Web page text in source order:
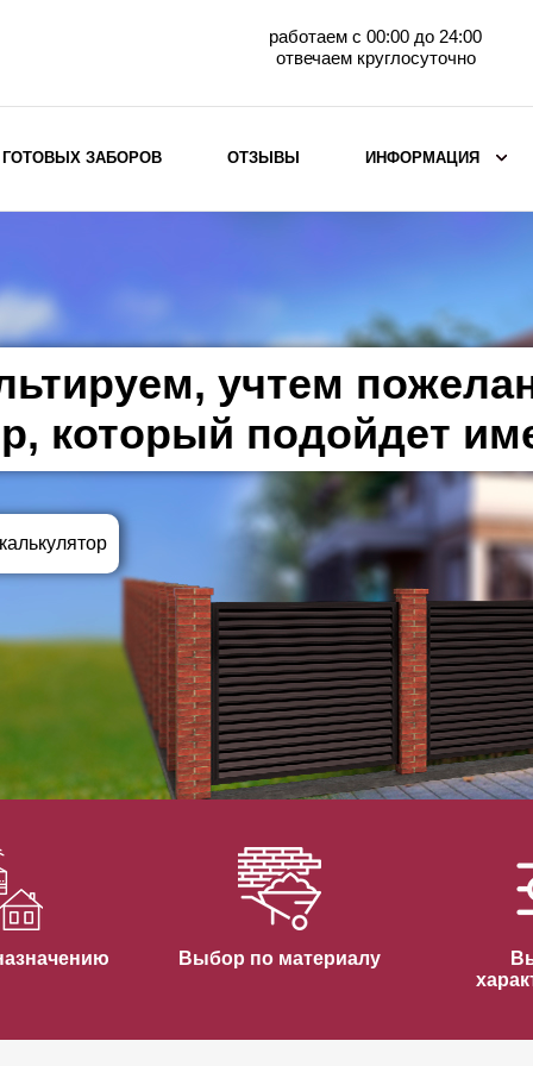
работаем с 00:00 до 24:00
отвечаем круглосуточно
горизонтального
Металлические заборы для дачи
Забор жалюзи с кирпичными столбами
Металлические заборы
Металлические ограждения
ВЫБОР ПО ХАРАКТЕРИСТИКАМ
Горизонтальные заборы
Высокие заборы
Красивые, дизайнерские заборы
ВЫБОР ПО СПОСОБУ МОНТАЖА
Заборы под ключ
Готовые заборы
Быстровозводимые заборы
ЗАБОРОВ ОТЗЫВЫ ИНФОРМАЦИЯ
учтем
который подойдет
Выбор по материалу